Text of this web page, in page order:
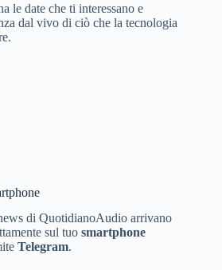
le date che ti interessano e
dal vivo di ciò che la tecnologia
di QuotidianoAudio arrivano
sul tuo smartphone
Telegram.